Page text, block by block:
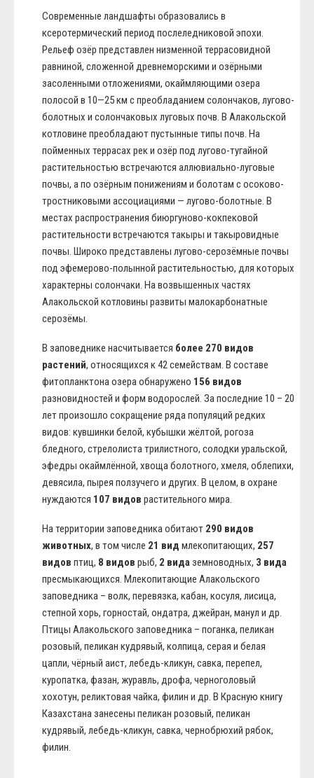
Современные ландшафты образовались в
ксеротермический период послеледниковой эпохи.
Рельеф озёр представлен низменной террасовидной
равниной, сложенной древнеморскими и озёрными
засоленными отложениями, окаймляющими озера
полосой в 10—25 км с преобладанием солончаков, лугово-
болотных и солончаковых луговых почв. В Алакольской
котловине преобладают пустынные типы почв. На
пойменных террасах рек и озёр под лугово-тугайной
растительностью встречаются аллювиально-луговые
почвы, а по озёрным понижениям и болотам с осоково-
тростниковыми ассоциациями — лугово-болотные. В
местах распространения биюргуново-кокпековой
растительности встречаются такыры и такыровидные
почвы. Широко представлены лугово-серозёмные почвы
под эфемерово-полынной растительностью, для которых
характерны солончаки. На возвышенных частях
Алакольской котловины развиты малокарбонатные
серозёмы.
В заповеднике насчитывается более 270 видов
растений, относящихся к 42 семействам. В составе
фитопланктона озера обнаружено 156 видов
разновидностей и форм водорослей. За последние 10 – 20
лет произошло сокращение ряда популяций редких
видов: кувшинки белой, кубышки жёлтой, рогоза
бледного, стрелолиста трилистного, солодки уральской,
эфедры окаймлённой, хвоща болотного, хмеля, облепихи,
девясила, пырея ползучего и других. В целом, в охране
нуждаются 107 видов растительного мира.
На территории заповедника обитают 290 видов
животных, в том числе 21 вид млекопитающих, 257
видов птиц, 8 видов рыб, 2 видаземноводных, 3 вида
пресмыкающихся. Млекопитающие Алакольского
заповедника – волк, перевязка, кабан, косуля, лисица,
степной хорь, горностай, ондатра, джейран, манул и др.
Птицы Алакольского заповедника – поганка, пеликан
розовый, пеликан кудрявый, колпица, серая и белая
цапли, чёрный аист, лебедь-кликун, савка, перепел,
куропатка, фазан, журавль, дрофа, черноголовый
хохотун, реликтовая чайка, филин и др. В Красную книгу
Казахстана занесены пеликан розовый, пеликан
кудрявый, лебедь-кликун, савка, чернобрюхий рябок,
филин.